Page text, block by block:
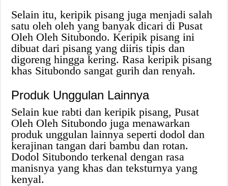
Selain itu, keripik pisang juga menjadi salah
satu oleh oleh yang banyak dicari di Pusat
Oleh Oleh Situbondo. Keripik pisang ini
dibuat dari pisang yang diiris tipis dan
digoreng hingga kering. Rasa keripik pisang
khas Situbondo sangat gurih dan renyah.
Produk Unggulan Lainnya
Selain kue rabti dan keripik pisang, Pusat
Oleh Oleh Situbondo juga menawarkan
produk unggulan lainnya seperti dodol dan
kerajinan tangan dari bambu dan rotan.
Dodol Situbondo terkenal dengan rasa
manisnya yang khas dan teksturnya yang
kenyal.